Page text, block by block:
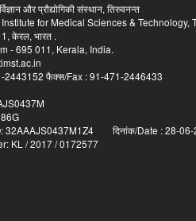
और प्रौद्योगिकी संस्थान, तिरुवनन्त
for Medical Sciences & Technology,
केरल, भारत .
- 695 011, Kerala, India.
2443152 फैक्स/Fax : 91-471-2446433
32AAAJS0437M1Z4 दिनांक/Date : 28-
KL / 2017 / 0172577